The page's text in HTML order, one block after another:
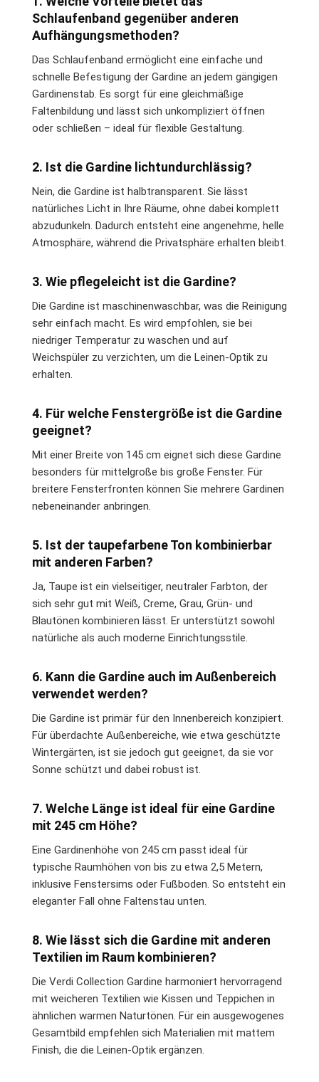
Schlaufenband gegenüber anderen
Aufhängungsmethoden?
Das Schlaufenband ermöglicht eine einfache und
schnelle Befestigung der Gardine an jedem gängigen
Gardinenstab. Es sorgt für eine gleichmäßige
Faltenbildung und lässt sich unkompliziert öffnen
oder schließen – ideal für flexible Gestaltung.
2. Ist die Gardine lichtundurchlässig?
Nein, die Gardine ist halbtransparent. Sie lässt
natürliches Licht in Ihre Räume, ohne dabei komplett
abzudunkeln. Dadurch entsteht eine angenehme, helle
Atmosphäre, während die Privatsphäre erhalten bleibt.
3. Wie pflegeleicht ist die Gardine?
Die Gardine ist maschinenwaschbar, was die Reinigung
sehr einfach macht. Es wird empfohlen, sie bei
niedriger Temperatur zu waschen und auf
Weichspüler zu verzichten, um die Leinen-Optik zu
erhalten.
4. Für welche Fenstergröße ist die Gardine
geeignet?
Mit einer Breite von 145 cm eignet sich diese Gardine
besonders für mittelgroße bis große Fenster. Für
breitere Fensterfronten können Sie mehrere Gardinen
nebeneinander anbringen.
5. Ist der taupefarbene Ton kombinierbar
mit anderen Farben?
Ja, Taupe ist ein vielseitiger, neutraler Farbton, der
sich sehr gut mit Weiß, Creme, Grau, Grün- und
Blautönen kombinieren lässt. Er unterstützt sowohl
natürliche als auch moderne Einrichtungsstile.
6. Kann die Gardine auch im Außenbereich
verwendet werden?
Die Gardine ist primär für den Innenbereich konzipiert.
Für überdachte Außenbereiche, wie etwa geschützte
Wintergärten, ist sie jedoch gut geeignet, da sie vor
Sonne schützt und dabei robust ist.
7. Welche Länge ist ideal für eine Gardine
mit 245 cm Höhe?
Eine Gardinenhöhe von 245 cm passt ideal für
typische Raumhöhen von bis zu etwa 2,5 Metern,
inklusive Fenstersims oder Fußboden. So entsteht ein
eleganter Fall ohne Faltenstau unten.
8. Wie lässt sich die Gardine mit anderen
Textilien im Raum kombinieren?
Die Verdi Collection Gardine harmoniert hervorragend
mit weicheren Textilien wie Kissen und Teppichen in
ähnlichen warmen Naturtönen. Für ein ausgewogenes
Gesamtbild empfehlen sich Materialien mit mattem
Finish, die die Leinen-Optik ergänzen.